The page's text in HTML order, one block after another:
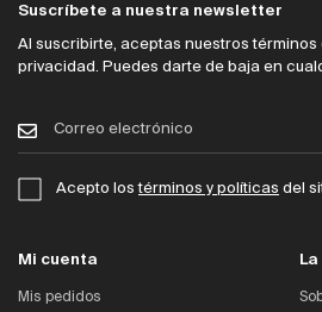
Suscríbete a nuestra newsletter
Al suscribirte, aceptas nuestros
privacidad. Puedes darte de baja en
Acepto lostérminos y políticas del
Mi cuenta
Mis pedidos